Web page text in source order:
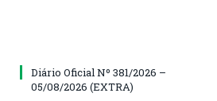
Diário Oficial Nº 381/2026 –
05/08/2026 (EXTRA)